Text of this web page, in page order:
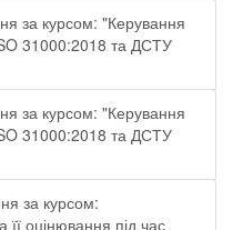
за курсом: "Керування
31000:2018 та ДСТУ
за курсом: "Керування
31000:2018 та ДСТУ
за курсом:
оцінювання під час